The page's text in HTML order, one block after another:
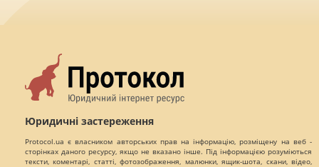
Юридичні застереження
Protocol.ua є власником авторських прав на інформацію, розміщену на веб -
сторінках даного ресурсу, якщо не вказано інше. Під інформацією розуміються
тексти, коментарі, статті, фотозображення, малюнки, ящик-шота, скани, відео,